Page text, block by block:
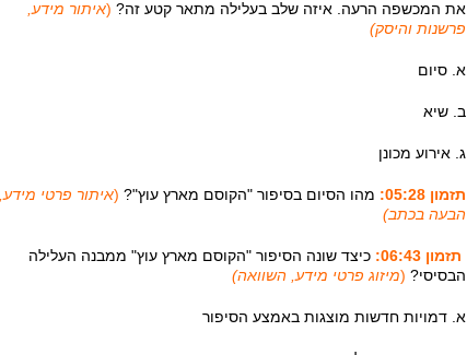
את המכשפה הרעה. איזה שלב בעלילה מתאר קטע זה? (איתור מידע,
פרשנות והיסק)
א. סיום
ב. שיא
ג. אירוע מכונן
תזמון 05:28: מהו הסיום בסיפור "הקוסם מארץ עוץ"? (איתור פרטי מידע,
הבעה בכתב)
תזמון 06:43:
כיצד שונה הסיפור "הקוסם מארץ עוץ" ממבנה העלילה
הבסיסי? (מיזוג פרטי מידע, השוואה)
א. דמויות חדשות מוצגות באמצע הסיפור